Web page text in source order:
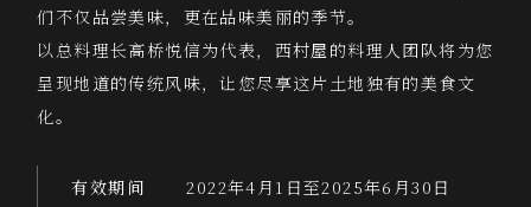
们不仅品尝美味，更在品味美丽的季节。
以总料理长高桥悦信为代表，西村屋的料理人团队将为您
呈现地道的传统风味，让您尽享这片土地独有的美食文
化。
有效期间
2022年4月1日至2025年6月30日